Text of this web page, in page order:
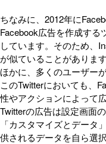
ちなみに、2012年に
Facebook広告を作成す
しています。そのため、
が似ていることがあります
ほかに、多くのユーザー
このTwitterにおいても、
性やアクションによって
Twitterの広告は設定画面
「カスタマイズとデータ
供されるデータを自ら選